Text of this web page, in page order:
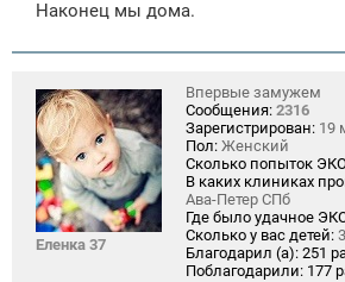
Наконец мы дома.
Еленка 37
Впервые замужем
Сообщения: 2316
Зарегистрирован: 19
Пол: Женский
Сколько попыток
В каких клиниках
Ава-Петер СПб
Где было удачное
Сколько у вас детей: 3
Благодарил (а): 251
Поблагодарили: 177